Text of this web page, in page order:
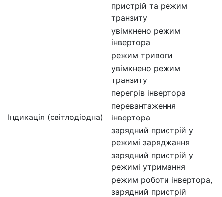
Індикація (світлодіодна)
пристрій та режим
транзиту
увімкнено режим
інвертора
режим тривоги
увімкнено режим
транзиту
перегрів інвертора
перевантаження
інвертора
зарядний пристрій у
режимі заряджання
зарядний пристрій у
режимі утримання
режим роботи інвертора,
зарядний пристрій